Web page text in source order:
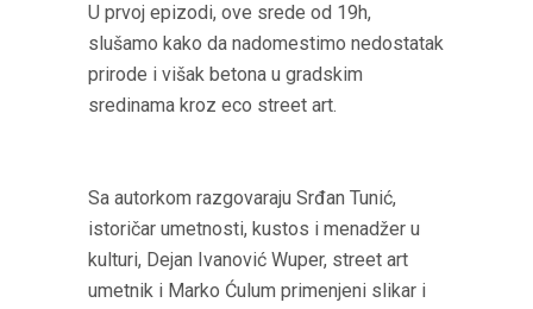
U prvoj epizodi, ove srede od 19h,
slušamo kako da nadomestimo nedostatak
prirode i višak betona u gradskim
sredinama kroz eco street art.
Sa autorkom razgovaraju Srđan Tunić,
istoričar umetnosti, kustos i menadžer u
kulturi, Dejan Ivanović Wuper, street art
umetnik i Marko Ćulum primenjeni slikar i